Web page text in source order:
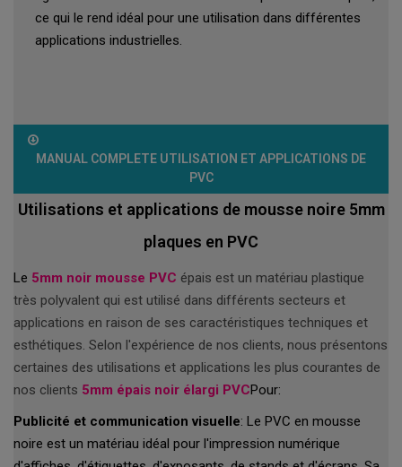
ce qui le rend idéal pour une utilisation dans différentes
applications industrielles.
MANUAL COMPLETE UTILISATION ET APPLICATIONS DE
PVC
Utilisations et applications de mousse noire 5mm
plaques en PVC
Le 5mm noir mousse PVC épais est un matériau plastique
très polyvalent qui est utilisé dans différents secteurs et
applications en raison de ses caractéristiques techniques et
esthétiques. Selon l'expérience de nos clients, nous présentons
certaines des utilisations et applications les plus courantes de
nos clients 5mm épais noir élargi PVCPour:
Publicité et communication visuelle: Le PVC en mousse
noire est un matériau idéal pour l'impression numérique